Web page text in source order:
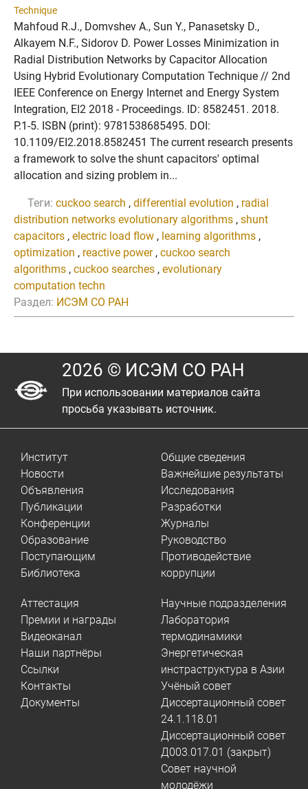
Technique
Mahfoud R.J., Domvshev A., Sun Y., Panasetsky D.,
Alkayem N.F., Sidorov D. Power Losses Minimization in
Radial Distribution Networks by Capacitor Allocation
Using Hybrid Evolutionary Computation Technique // 2nd
IEEE Conference on Energy Internet and Energy System
Integration, EI2 2018 - Proceedings. ID: 8582451. 2018.
P.1-5. ISBN (print): 9781538685495. DOI:
10.1109/EI2.2018.8582451 The current research presents
a framework to solve the shunt capacitors' optimal
allocation and sizing problem in...
Теги: cuckoo search , differential evolution , radial
distribution networks evolutionary algorithms , shunt
capacitors , electric load flow , learning algorithms ,
optimization , reactive power, cuckoo search
algorithms , cuckoo searches , evolutionary
computation techn
Раздел: ИСЭМ СО РАН
2026 © ИСЭМ СО РАН
При использовании материалов сайта
просьба указывать источник.
Институт
Новости
Объявления
Публикации
Конференции
Образование
Поступающим
Библиотека
Общие сведения
Важнейшие результаты
Исследования
Разработки
Журналы
Руководство
Противодействие
коррупции
Аттестация
Премии и награды
Видеоканал
Наши партнёры
Ссылки
Контакты
Документы
Научные подразделения
Лаборатория
термодинамики
Энергетическая
инстраструктура в Азии
Учёный совет
Диссертационный совет
24.1.118.01
Диссертационный совет
Д003.017.01 (закрыт)
Совет научной
молодёжи